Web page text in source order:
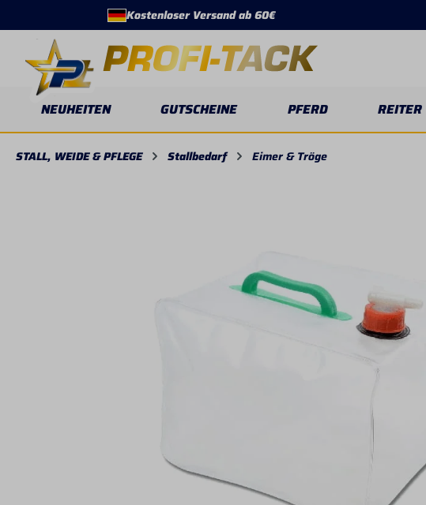
Zur Hauptnavigation springen
Kostenloser Versand ab 60€
NEUHEITEN GUTSCHEINE PFERD REITER
STALL, WEIDE & PFLEGE Stallbedarf Eimer & Tröge